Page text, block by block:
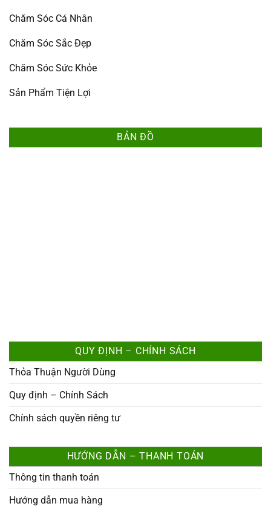
Chăm Sóc Cá Nhân
Chăm Sóc Sắc Đẹp
Chăm Sóc Sức Khỏe
Sản Phẩm Tiện Lợi
BẢN ĐỒ
QUY ĐỊNH – CHÍNH SÁCH
Thỏa Thuận Người Dùng
Quy định – Chính Sách
Chính sách quyền riêng tư
HƯỚNG DẪN – THANH TOÁN
Thông tin thanh toán
Hướng dẫn mua hàng